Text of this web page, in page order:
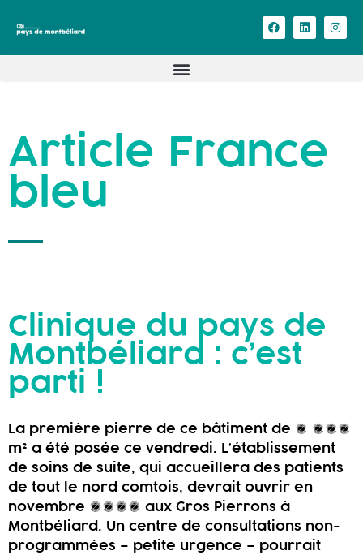
Article France
bleu
Clinique du pays de
Montbéliard : c’est
parti !
La première pierre de ce bâtiment de 5 000
m² a été posée ce vendredi. L’établissement
de soins de suite, qui accueillera des patients
de tout le nord comtois, devrait ouvrir en
novembre 2020 aux Gros Pierrons à
Montbéliard. Un centre de consultations non-
programmées – petite urgence – pourrait